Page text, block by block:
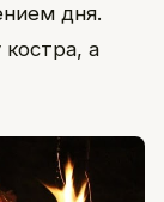
дня.
а